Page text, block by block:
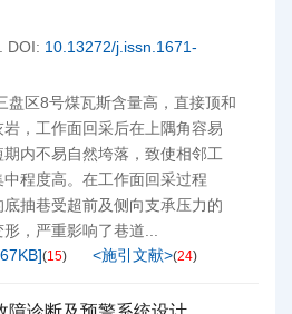
DOI: 10.13272/j.issn.1671-
盘区8号煤瓦斯含量高，直接顶和
，工作面回采后在上隅角容易
内不易自然垮落，致使相邻工
程度高。在工作面回采过程
抽巷受超前及侧向支承压力的
，严重影响了巷道...
](15) <施引文献>(24)